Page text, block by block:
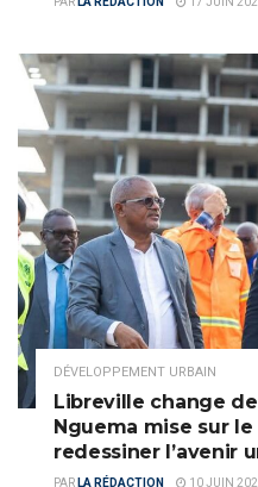
DÉVELOPPEMENT URBAIN
Libreville change
Nguema mise sur
redessiner l’avenir
PAR LA RÉDACTION 10 JUIN